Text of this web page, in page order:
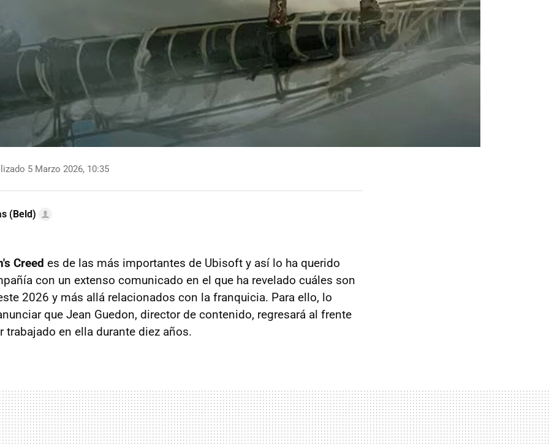
5 Marzo 2026, 10:35
(Beld)
Creed es de las más importantes de Ubisoft y así lo ha querido
con un extenso comunicado en el que ha revelado cuáles son
2026 y más allá relacionados con la franquicia. Para ello, lo
que Jean Guedon, director de contenido, regresará al frente
trabajado en ella durante diez años.